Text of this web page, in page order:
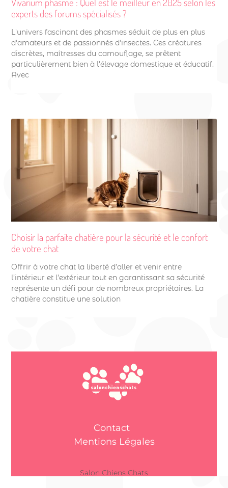
experts des forums spécialisés ?
L'univers fascinant des phasmes séduit de plus en plus
d'amateurs et de passionnés d'insectes. Ces créatures
discrètes, maîtresses du camouflage, se prêtent
particulièrement bien à l'élevage domestique et éducatif.
Avec
Choisir la parfaite chatière pour la sécurité et le confort
de votre chat
Offrir à votre chat la liberté d’aller et venir entre
l’intérieur et l’extérieur tout en garantissant sa sécurité
représente un défi pour de nombreux propriétaires. La
chatière constitue une solution
Contact
Mentions Légales
Salon Chiens Chats